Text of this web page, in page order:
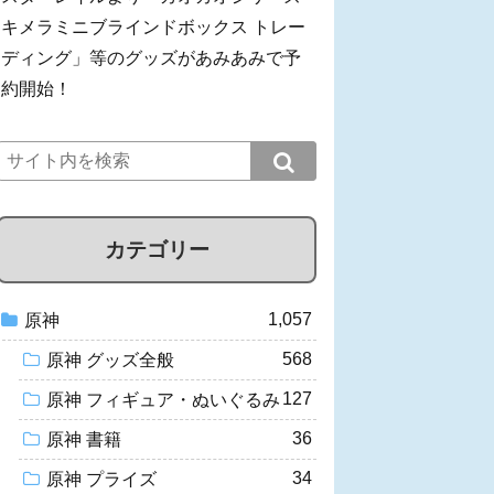
キメラミニブラインドボックス トレー
ディング」等のグッズがあみあみで予
約開始！
カテゴリー
原神 1,057
原神 グッズ全般 568
原神 フィギュア・ぬいぐるみ 127
原神 書籍 36
原神 プライズ 34